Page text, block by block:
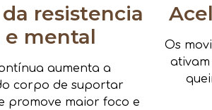
resistencia
e mental
aumenta a
corpo de suportar
promove maior foco e
Os
ativam